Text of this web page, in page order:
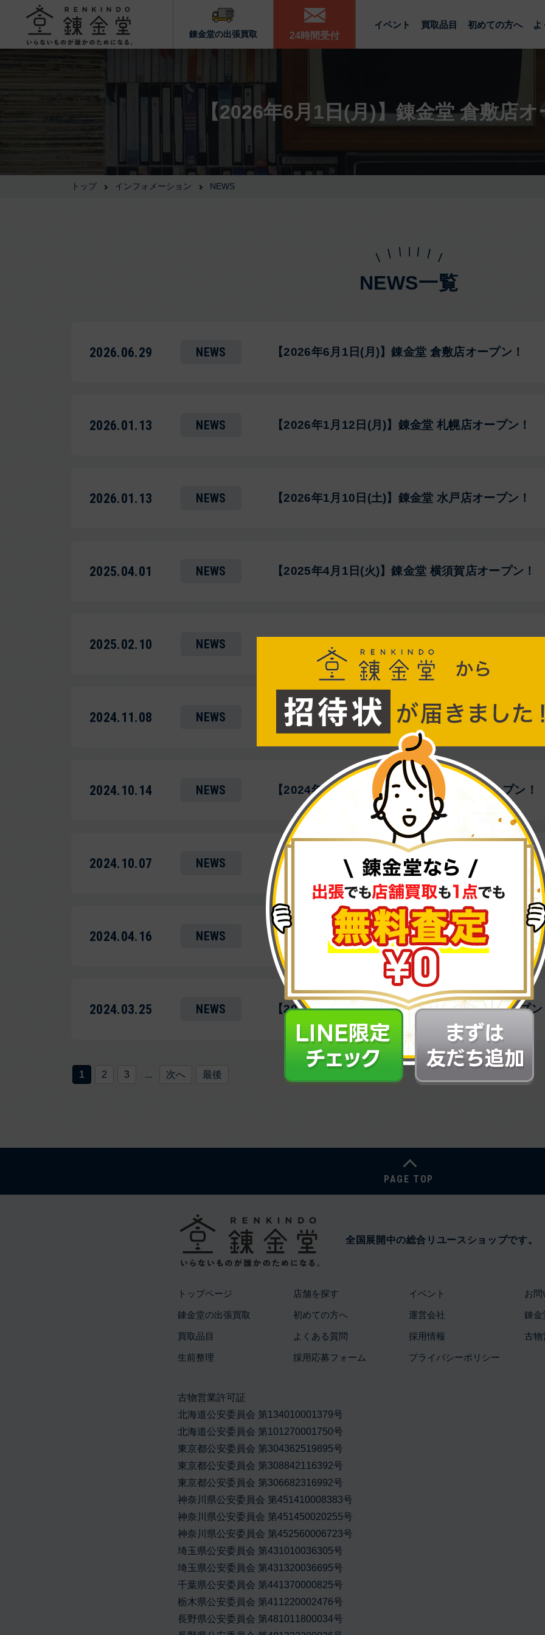
錬金堂の出張買取 24時間受付
イベント 買取品目 初めての方へ よ
【2026年6月1日(月)】錬金堂 倉敷店
トップ インフォメーション NEWS
NEWS一覧
2026.06.29 NEWS 【2026年6月1日(月)】錬金堂 倉敷店オープン！
2026.01.13 NEWS 【2026年1月12日(月)】錬金堂 札幌店オープン！
2026.01.13 NEWS 【2026年1月10日(土)】錬金堂 水戸店オープン！
2025.04.01 NEWS 【2025年4月1日(火)】錬金堂 横須賀店オープン！
2025.02.10 NEWS 【2025年2月10日(月)】錬金堂 町田店オープン！
2024.11.08 NEWS 【2024年11月8日(金)】錬金堂 諏訪店オープン！
2024.10.14 NEWS 【2024年10月15日(火)】錬金堂 藤沢店オープン！
2024.10.07 NEWS 【2024年10月8日(火)】錬金堂 伊勢崎店オープン！
2024.04.16 NEWS 【2024年4月18日(木)】錬金堂 小樽店オープン！
2024.03.25 NEWS 【2024年3月25日(月)】錬金堂 沼津駅前店オープン
1 2 3 ... 次へ 最後
PAGE TOP
全国展開中の総合リユースショップです。
トップページ
錬金堂の出張買取
買取品目
生前整理
店舗を探す
初めての方へ
よくある質問
採用応募フォーム
イベント
運営会社
採用情報
プライバシーポリシー
お問
錬金
古物
古物営業許可証
北海道公安委員会 第134010001379号
北海道公安委員会 第101270001750号
東京都公安委員会 第304362519895号
東京都公安委員会 第308842116392号
東京都公安委員会 第306682316992号
神奈川県公安委員会 第451410008383号
神奈川県公安委員会 第451450020255号
神奈川県公安委員会 第452560006723号
埼玉県公安委員会 第431010036305号
埼玉県公安委員会 第431320036695号
千葉県公安委員会 第441370000825号
栃木県公安委員会 第411220002476号
長野県公安委員会 第481011800034号